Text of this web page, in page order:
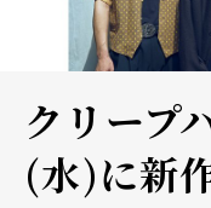
クリープ
(水)に新